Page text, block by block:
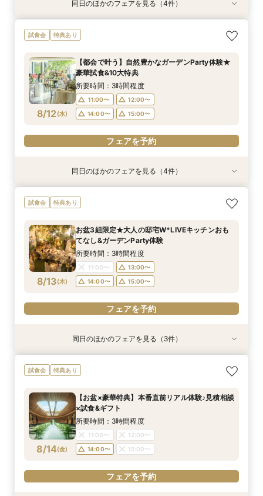
特典あり
8/11(火)
初見学でも安心◎「即決なし」アップ額が少ない
新プラン×試食付
8:45〜
9:00〜
14:15〜
14:30〜
18:00〜
特典あり
8/11(火)
≪大好評！ペットとの結婚式≫ペットも安心まる
ごと相談*特典付
8:45〜
9:00〜
14:15〜
14:30〜
18:00〜
特典あり
8/11(火)
【料理ランクUP特典付】シェフ渾身和牛コース
試食×料理演出体験
8:45〜
9:00〜
14:15〜
14:30〜
18:00〜
特典あり
8/11(火)
【ガーデン挙式希望の方】都心で叶う海外ウエ
ディング体感×試食
8:45〜
9:00〜
14:15〜
14:30〜
18:00〜
同日のほかのフェアを見る（4件）
試食会 特典あり
8/12(水)
【都会で叶う】自然豊かなガーデンParty体験★
豪華試食&10大特典
所要時間：3時間程度
11:00〜
12:00〜
14:00〜
15:00〜
フェアを予約
特典あり
8/12(水)
≪大好評！ペットとの結婚式≫ペットも安心まる
ごと相談*特典付
11:00〜
12:00〜
14:00〜
15:00〜
フェアを予約
特典あり
8/12(水)
【ガーデン挙式希望の方】都心で叶う海外ウエ
ディング体感×試食
11:00〜
12:00〜
14:00〜
15:00〜
フェアを予約
特典あり
8/12(水)
初見学でも安心◎「即決なし」アップ額が少ない
新プラン×試食付
11:00〜
12:00〜
14:00〜
15:00〜
フェアを予約
特典あり
8/12(水)
【料理ランクUP特典付】シェフ渾身和牛コース
試食×料理演出体験
11:00〜
12:00〜
14:00〜
15:00〜
フェアを予約
同日のほかのフェアを見る（4件）
試食会 特典あり
8/13(木)
お盆3組限定★大人の邸宅W*LIVEキッチンおも
てなし&ガーデンParty体験
所要時間：3時間程度
11:00〜
13:00〜
14:00〜
15:00〜
フェアを予約
特典あり
8/13(木)
≪大好評！ペットとの結婚式≫ペットも安心まる
ごと相談*特典付
11:00〜
14:00〜
15:00〜
フェアを予約
特典あり
8/13(木)
【ガーデン挙式希望の方】都心で叶う海外ウエ
ディング体感×試食
11:00〜
14:00〜
15:00〜
フェアを予約
特典あり
8/13(木)
初見学でも安心◎「即決なし」アップ額が少ない
新プラン×試食付
11:00〜
14:00〜
15:00〜
フェアを予約
同日のほかのフェアを見る（3件）
試食会 特典あり
8/14(金)
【お盆×豪華特典】本番直前リアル体験♪見積相談
×試食&ギフト
所要時間：3時間程度
11:00〜
12:00〜
14:00〜
15:00〜
フェアを予約